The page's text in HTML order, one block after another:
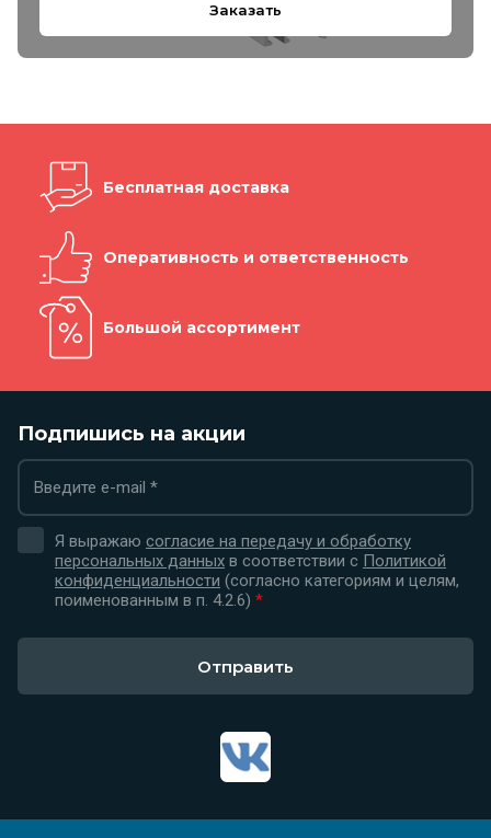
Заказать
Бесплатная доставка
Оперативность и ответственность
Большой ассортимент
Подпишись на акции
Я выражаю согласие на передачу и обработку
персональных данных в соответствии с Политикой
конфиденциальности (согласно категориям и целям,
поименованным в п. 4.2.6) *
Отправить